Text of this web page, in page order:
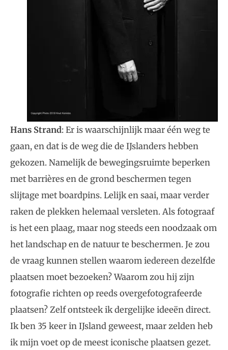
Hans Strand: Er is waarschijnlijk maar één weg te
gaan, en dat is de weg die de IJslanders hebben
gekozen. Namelijk de bewegingsruimte beperken
met barrières en de grond beschermen tegen
slijtage met boardpins. Lelijk en saai, maar verder
raken de plekken helemaal versleten. Als fotograaf
is het een plaag, maar nog steeds een noodzaak om
het landschap en de natuur te beschermen. Je zou
de vraag kunnen stellen waarom iedereen dezelfde
plaatsen moet bezoeken? Waarom zou hij zijn
fotografie richten op reeds overgefotografeerde
plaatsen? Zelf ontsteek ik dergelijke ideeën direct.
Ik ben 35 keer in IJsland geweest, maar zelden heb
ik mijn voet op de meest iconische plaatsen gezet.